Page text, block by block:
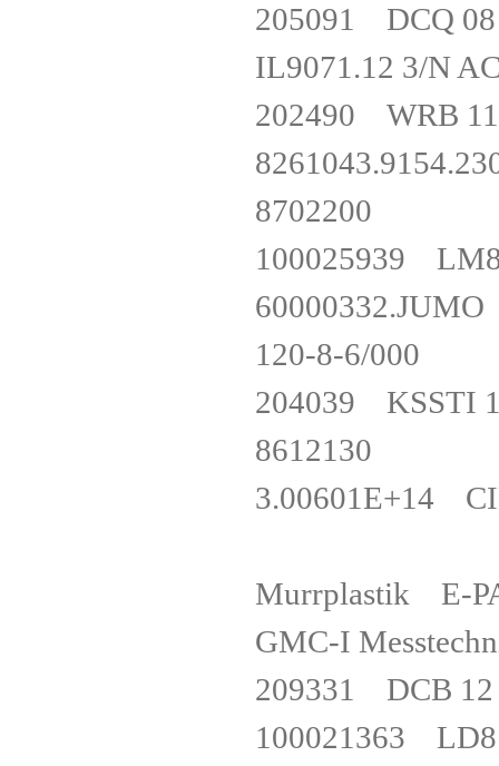
205091 DCQ
IL9071.12 3/N
202490 WRB
8702200
100025939
120-8-6/000
204039
8612130
3.00601E+14
Murrplastik E-
GMC-I
209331 DCB
100021363